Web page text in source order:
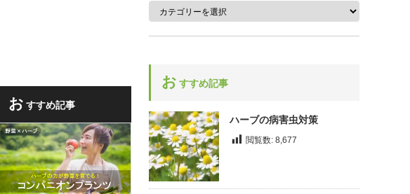
お すすめ記事
ソレル
レモングラス
レモンバーベナ
ローズ
ローリエ
ロケット
お すすめ記事
ハーブの病害虫対策
閲覧数: 8,677